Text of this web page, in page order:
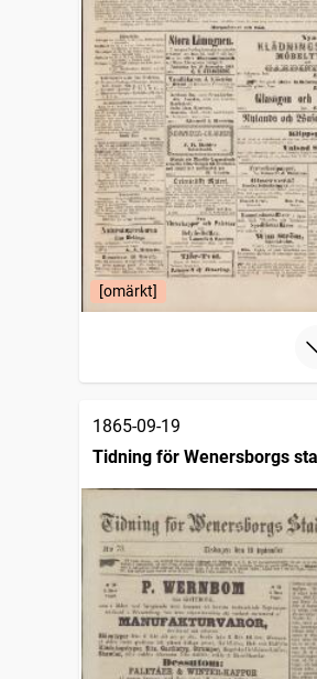
[omärkt]
1865-09-19
Tidning för Wenersborgs